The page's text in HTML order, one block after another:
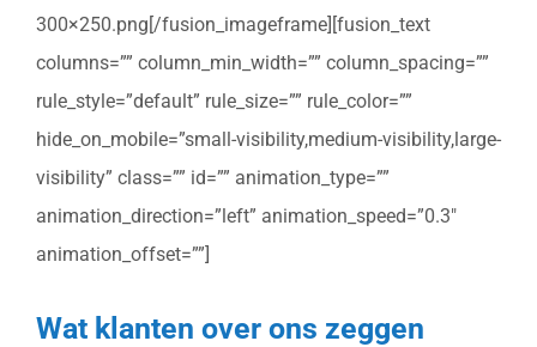
300×250.png[/fusion_imageframe][fusion_text
columns=”” column_min_width=”” column_spacing=””
rule_style=”default” rule_size=”” rule_color=””
hide_on_mobile=”small-visibility,medium-visibility,large-
visibility” class=”” id=”” animation_type=””
animation_direction=”left” animation_speed=”0.3″
animation_offset=””]
Wat klanten over ons zeggen